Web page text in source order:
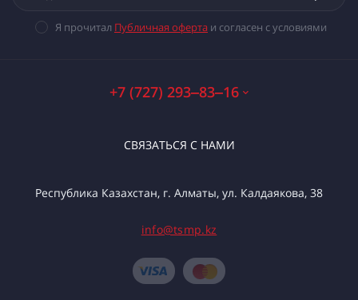
Я прочитал Публичная оферта и согласен с условиями
+7 (727) 293‒83‒16
СВЯЗАТЬСЯ С НАМИ
Республика Казахстан, г. Алматы, ул. Калдаякова, 38
info@tsmp.kz